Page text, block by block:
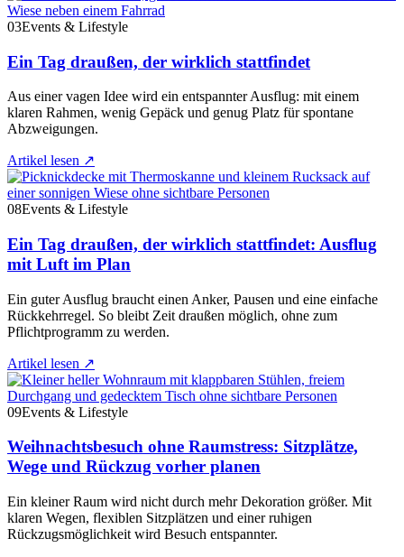
03Events & Lifestyle
Ein Tag draußen, der wirklich stattfindet
Aus einer vagen Idee wird ein entspannter Ausflug: mit einem
klaren Rahmen, wenig Gepäck und genug Platz für spontane
Abzweigungen.
Artikel lesen ↗
08Events & Lifestyle
Ein Tag draußen, der wirklich stattfindet: Ausflug
mit Luft im Plan
Ein guter Ausflug braucht einen Anker, Pausen und eine einfache
Rückkehrregel. So bleibt Zeit draußen möglich, ohne zum
Pflichtprogramm zu werden.
Artikel lesen ↗
09Events & Lifestyle
Weihnachtsbesuch ohne Raumstress: Sitzplätze,
Wege und Rückzug vorher planen
Ein kleiner Raum wird nicht durch mehr Dekoration größer. Mit
klaren Wegen, flexiblen Sitzplätzen und einer ruhigen
Rückzugsmöglichkeit wird Besuch entspannter.